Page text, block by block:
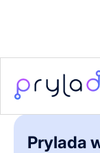
News
Prylada was
Prylada